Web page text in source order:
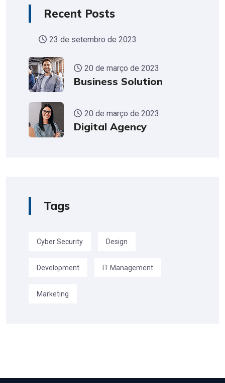
Recent Posts
23 de setembro de 2023
20 de março de 2023
Business Solution
20 de março de 2023
Digital Agency
Tags
Cyber Security Design
Development IT Management
Marketing